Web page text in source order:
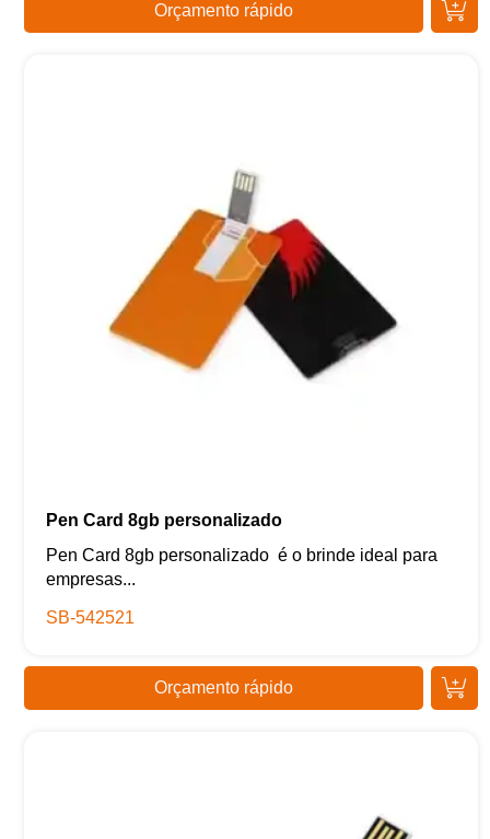
Orçamento rápido
Pen Card 8gb personalizado
Pen Card 8gb personalizado é o brinde ideal para
empresas...
SB-542521
Orçamento rápido